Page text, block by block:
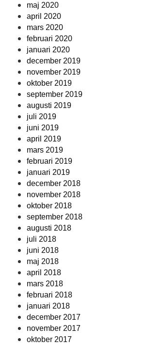
maj 2020
april 2020
mars 2020
februari 2020
januari 2020
december 2019
november 2019
oktober 2019
september 2019
augusti 2019
juli 2019
juni 2019
april 2019
mars 2019
februari 2019
januari 2019
december 2018
november 2018
oktober 2018
september 2018
augusti 2018
juli 2018
juni 2018
maj 2018
april 2018
mars 2018
februari 2018
januari 2018
december 2017
november 2017
oktober 2017